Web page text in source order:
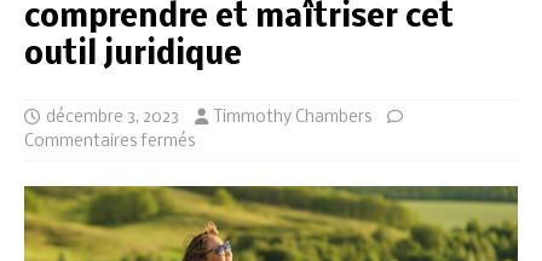
comprendre et maîtriser cet
outil juridique
décembre 3, 2023
Timmothy Chambers
Commentaires fermés